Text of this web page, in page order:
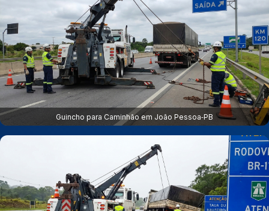
Guincho para Caminhão em João Pessoa‑PB